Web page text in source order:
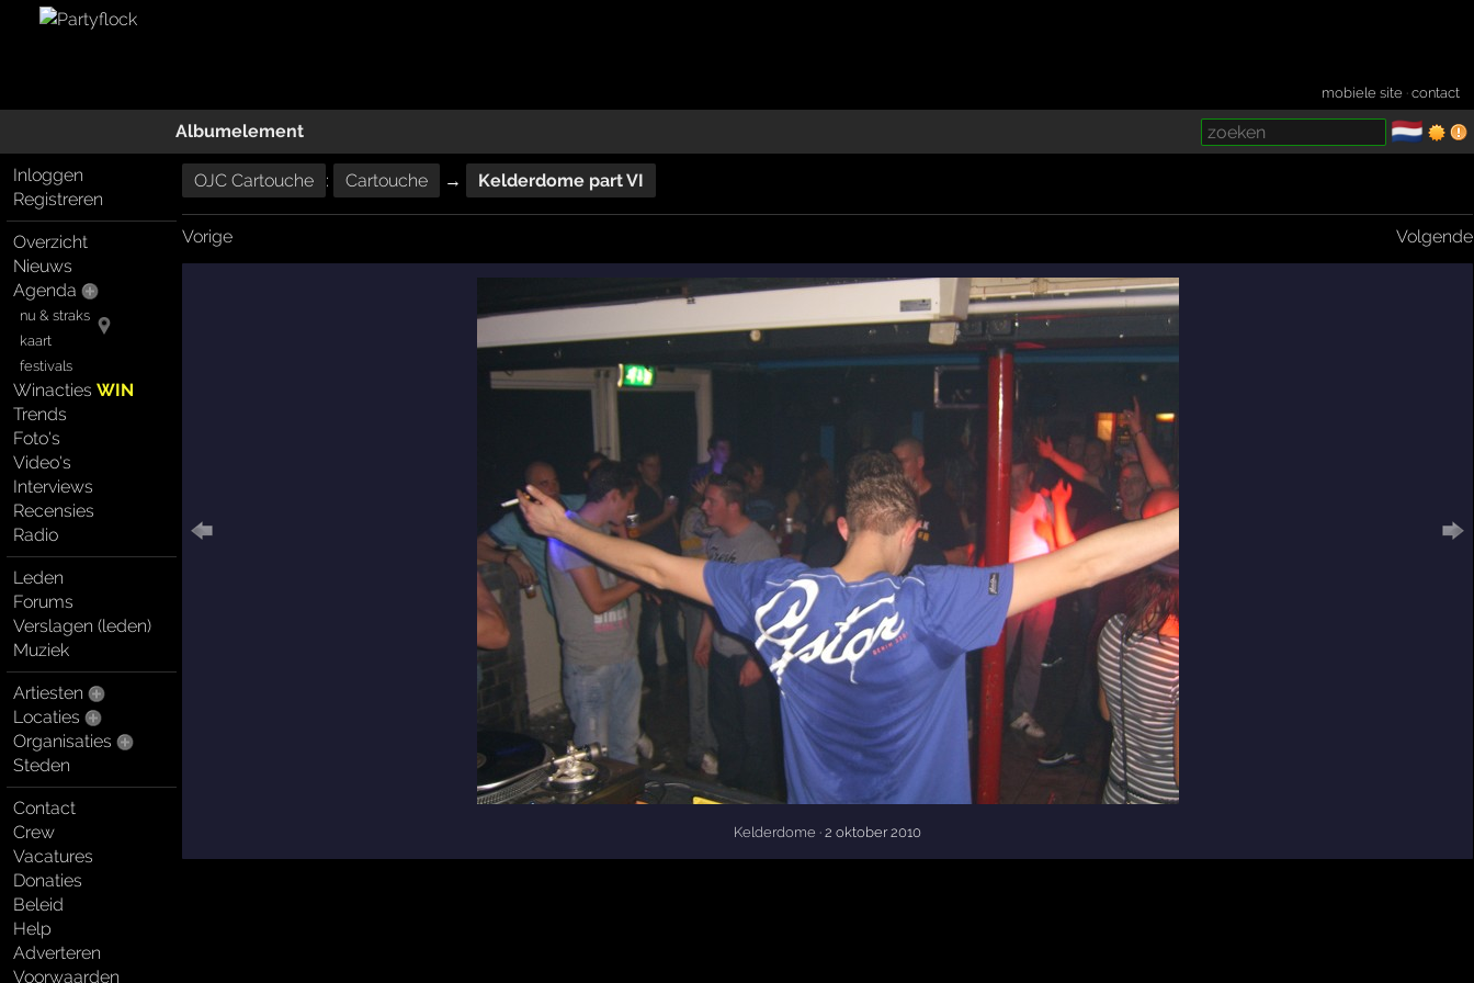
mobiele site ·contact
Albumelement 🇳🇱
Inloggen
Registreren
Overzicht
Nieuws
Agenda
nu & straks
kaart
festivals
WinactiesWIN
Trends
Foto's
Video's
Interviews
Recensies
Radio
Leden
Forums
Verslagen (leden)
Muziek
Artiesten
Locaties
Organisaties
Steden
Contact
Crew
Vacatures
Donaties
Beleid
Help
Adverteren
Voorwaarden
OJC Cartouche : Cartouche → Kelderdome part VI
Vorige Volgende
Kelderdome · 2 oktober 2010